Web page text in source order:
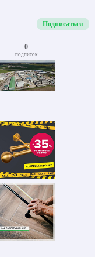
Подписаться
0
подписок